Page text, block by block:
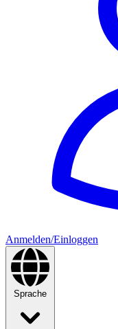
Anmelden/Einloggen
Sprache